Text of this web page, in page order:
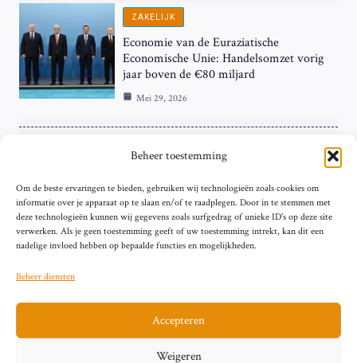
Beheer toestemming
Om de beste ervaringen te bieden, gebruiken wij technologieën zoals cookies om
informatie over je apparaat op te slaan en/of te raadplegen. Door in te stemmen met
deze technologieën kunnen wij gegevens zoals surfgedrag of unieke ID's op deze site
verwerken. Als je geen toestemming geeft of uw toestemming intrekt, kan dit een
nadelige invloed hebben op bepaalde functies en mogelijkheden.
Beheer diensten
Accepteren
Weigeren
ZAKELIJK
Economie van de Euraziatische
Economische Unie: Handelsomzet vorig
jaar boven de €80 miljard
Mei 29, 2026
Hardnekkige Inflatie bij de ‘Grote Vier’
van de Eurozone
Mei 29, 2026
Sitemap Contact Privacybeleid (EU)
Impressum